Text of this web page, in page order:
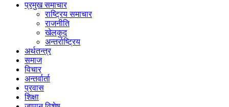
प्रमुख समाचार
राष्ट्रिय समाचार
राजनीति
खेलकुद
अन्तर्राष्ट्रिय
अर्थतन्त्र
समाज
विचार
अन्तर्वार्ता
प्रवास
शिक्षा